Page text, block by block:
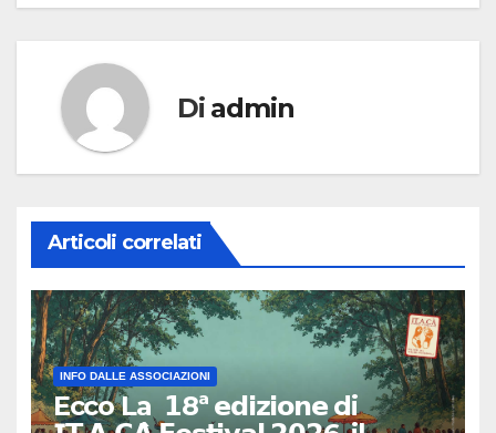
Di admin
Articoli correlati
INFO DALLE ASSOCIAZIONI
Ecco La 𝟭8ª 𝗲𝗱𝗶𝘇𝗶𝗼𝗻𝗲 di